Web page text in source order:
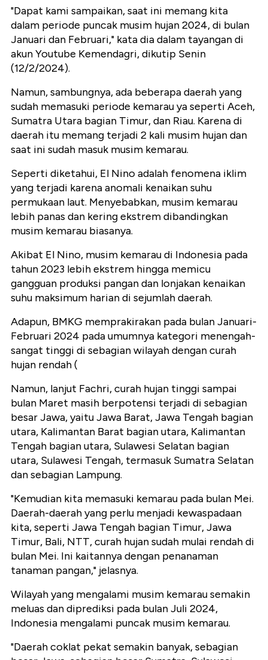
"Dapat kami sampaikan, saat ini memang kita
dalam periode puncak musim hujan 2024, di bulan
Januari dan Februari," kata dia dalam tayangan di
akun Youtube Kemendagri, dikutip Senin
(12/2/2024).
Namun, sambungnya, ada beberapa daerah yang
sudah memasuki periode kemarau ya seperti Aceh,
Sumatra Utara bagian Timur, dan Riau. Karena di
daerah itu memang terjadi 2 kali musim hujan dan
saat ini sudah masuk musim kemarau.
Seperti diketahui, El Nino adalah fenomena iklim
yang terjadi karena anomali kenaikan suhu
permukaan laut. Menyebabkan, musim kemarau
lebih panas dan kering ekstrem dibandingkan
musim kemarau biasanya.
Akibat El Nino, musim kemarau di Indonesia pada
tahun 2023 lebih ekstrem hingga memicu
gangguan produksi pangan dan lonjakan kenaikan
suhu maksimum harian di sejumlah daerah.
Adapun, BMKG memprakirakan pada bulan Januari-
Februari 2024 pada umumnya kategori menengah-
sangat tinggi di sebagian wilayah dengan curah
hujan rendah (
Namun, lanjut Fachri, curah hujan tinggi sampai
bulan Maret masih berpotensi terjadi di sebagian
besar Jawa, yaitu Jawa Barat, Jawa Tengah bagian
utara, Kalimantan Barat bagian utara, Kalimantan
Tengah bagian utara, Sulawesi Selatan bagian
utara, Sulawesi Tengah, termasuk Sumatra Selatan
dan sebagian Lampung.
"Kemudian kita memasuki kemarau pada bulan Mei.
Daerah-daerah yang perlu menjadi kewaspadaan
kita, seperti Jawa Tengah bagian Timur, Jawa
Timur, Bali, NTT, curah hujan sudah mulai rendah di
bulan Mei. Ini kaitannya dengan penanaman
tanaman pangan," jelasnya.
Wilayah yang mengalami musim kemarau semakin
meluas dan diprediksi pada bulan Juli 2024,
Indonesia mengalami puncak musim kemarau.
"Daerah coklat pekat semakin banyak, sebagian